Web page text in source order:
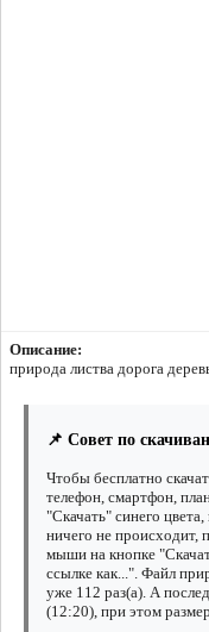
Описание:
природа листва дорога
📌 Совет по
Чтобы бесплатно
телефон, смартфон,
"Скачать" синего цвета,
ничего не происходит,
мыши на кнопке
ссылке как...". Файл
уже 112 раз(а). А
(12:20), при этом